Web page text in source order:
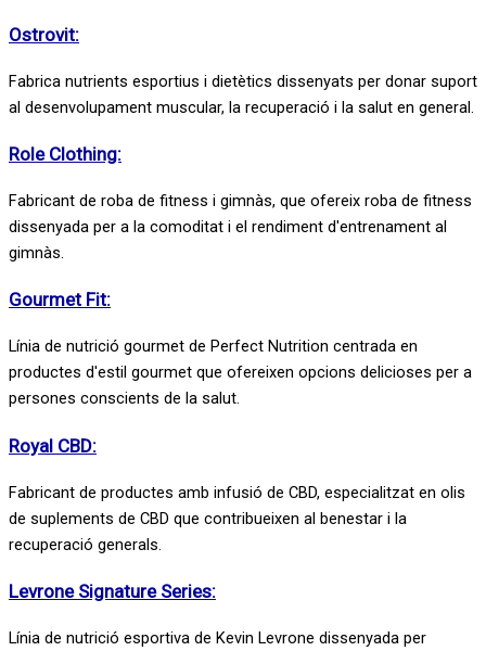
Ostrovit:
Fabrica nutrients esportius i dietètics dissenyats per donar suport
al desenvolupament muscular, la recuperació i la salut en general.
Role Clothing:
Fabricant de roba de fitness i gimnàs, que ofereix roba de fitness
dissenyada per a la comoditat i el rendiment d'entrenament al
gimnàs.
Gourmet Fit:
Línia de nutrició gourmet de Perfect Nutrition centrada en
productes d'estil gourmet que ofereixen opcions delicioses per a
persones conscients de la salut.
Royal CBD:
Fabricant de productes amb infusió de CBD, especialitzat en olis
de suplements de CBD que contribueixen al benestar i la
recuperació generals.
Levrone Signature Series:
Línia de nutrició esportiva de Kevin Levrone dissenyada per